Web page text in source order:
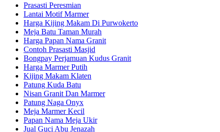
Prasasti Peresmian
Lantai Motif Marmer
Harga Kijing Makam Di Purwokerto
Meja Batu Taman Murah
Harga Papan Nama Granit
Contoh Prasasti Masjid
Bongpay Perjamuan Kudus Granit
Harga Marmer Putih
Kijing Makam Klaten
Patung Kuda Batu
Nisan Granit Dan Marmer
Patung Naga Onyx
Meja Marmer Kecil
Papan Nama Meja Ukir
Jual Guci Abu Jenazah